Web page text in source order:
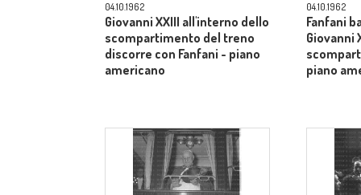
04.10.1962
Giovanni XXIII all'interno dello
scompartimento del treno
discorre con Fanfani - piano
americano
04.10.1962
Fanfani
Giovanni
piano